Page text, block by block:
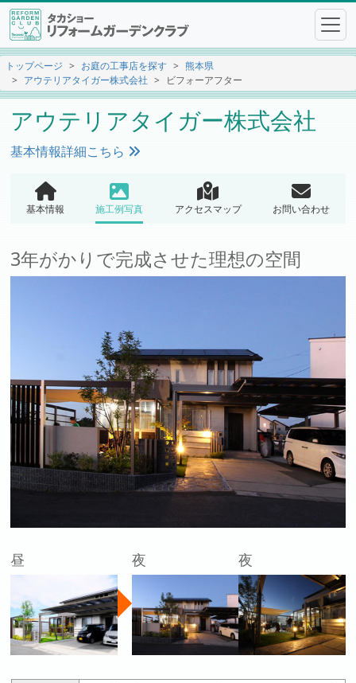
トップページ お庭の工事店を探す
熊本県
アウテリアタイガー株式会社
ビフォーアフター
アウテリアタイガー株式会社
基本情報詳細こちら
基本情報 施工例写真 アクセスマップ お問い合わせ
3年がかりで完成させた理想の空間
昼 夜 夜